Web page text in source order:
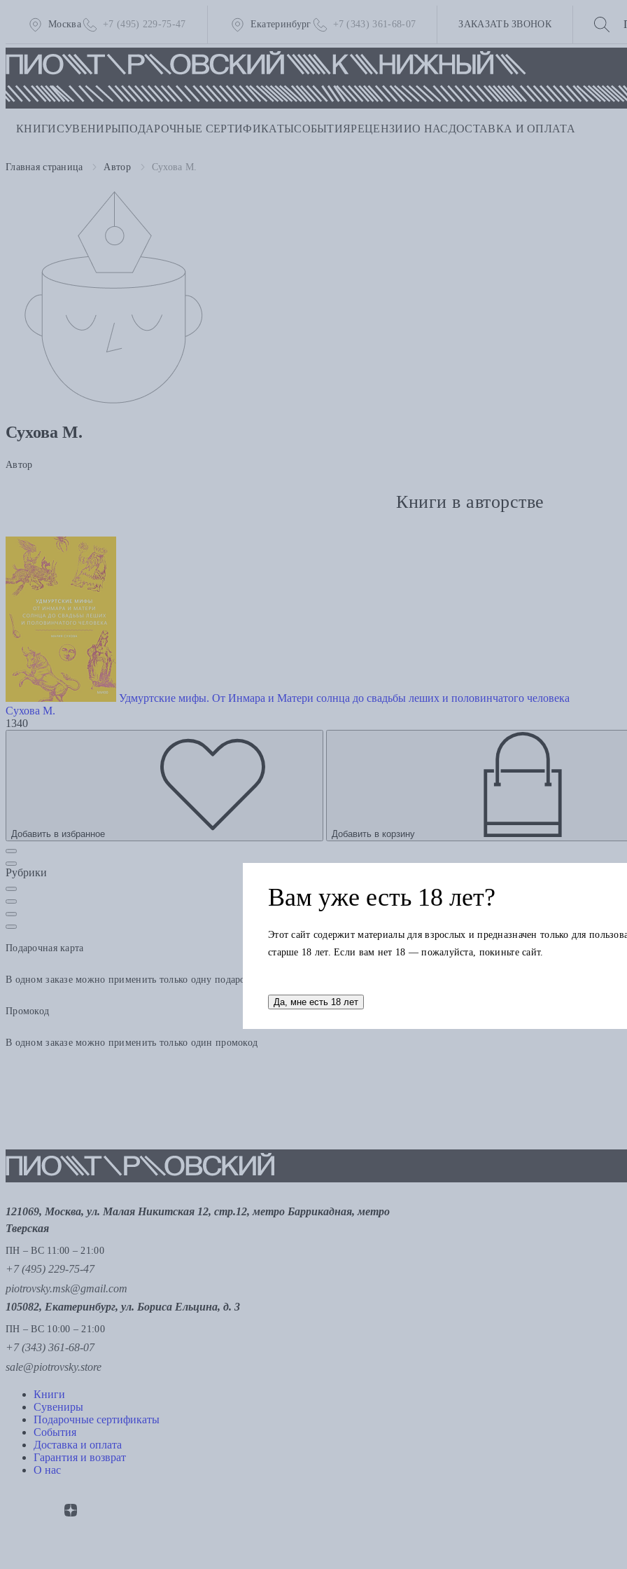
Москва +7 (495) 229-75-47 Екатеринбург +7 (343) 361-68-07 ЗАКАЗАТЬ ЗВОНОК
КНИГИСУВЕНИРЫПОДАРОЧНЫЕ СЕРТИФИКАТЫСОБЫТИЯРЕЦЕНЗИИО НАС ДОСТАВКА И ОПЛАТА
Главная страница Автор Сухова М.
Сухова М.
Автор
Книги в авторстве
Удмуртские мифы. От Инмара и Матери солнца до свадьбы леших и половинчатого человека
Сухова М.
1340
Добавить в избранное Добавить в корзину
Рубрики
Подарочная карта
В одном заказе можно применить только одну подарочную карту. Остаток по карте можно использовать в других заказах.
Промокод
В одном заказе можно применить только один промокод
121069, Москва, ул. Малая Никитская 12, стр.12, метро Баррикадная, метро
Тверская
ПН – ВС 11:00 – 21:00
+7 (495) 229-75-47
piotrovsky.msk@gmail.com
105082, Екатеринбург, ул. Бориса Ельцина, д. 3
ПН – ВС 10:00 – 21:00
+7 (343) 361-68-07
sale@piotrovsky.store
Книги
Сувениры
Подарочные сертификаты
События
Доставка и оплата
Гарантия и возврат
О нас
Вам уже есть 18 лет?
Этот сайт содержит материалы для взрослых и предназначен только для
старше 18 лет. Если вам нет 18 — пожалуйста, покиньте сайт.
Да, мне есть 18 лет